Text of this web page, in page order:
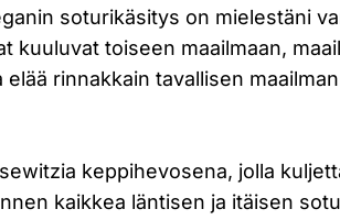
soturikäsitys on mielestäni
kuuluvat toiseen maailmaan,
elää rinnakkain tavallisen
keppihevosena, jolla
kaikkea läntisen ja itäisen